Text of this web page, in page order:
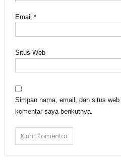
Email *
Situs Web
Simpan nama, email, dan situs
komentar saya berikutnya.